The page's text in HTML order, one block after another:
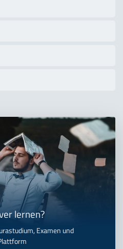
lernen?
Examen und